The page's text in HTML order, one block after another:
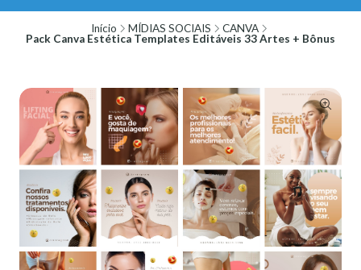
Início MÍDIAS SOCIAIS
CANVA
Pack Canva Estética Templates Editáveis 33 Artes + Bônus